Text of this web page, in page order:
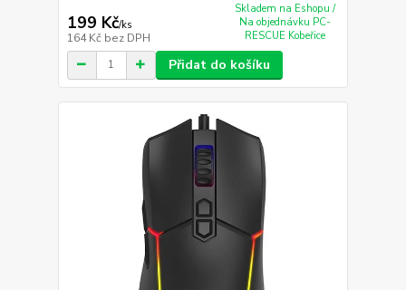
199 Kč/ks
164 Kč bez DPH
Skladem na Eshopu /
Na objednávku PC-
RESCUE Kobeřice
Přidat do košíku